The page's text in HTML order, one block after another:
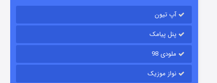
آپ تیون
پنل پیامک
ملودی 98
نواز موزیک